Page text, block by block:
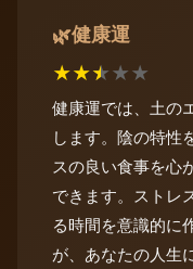
🌿健康運
★★★★★
健康運では、土の
します。陰の特性
スの良い食事を心
できます。ストレ
る時間を意識的に
が、あなたの人生